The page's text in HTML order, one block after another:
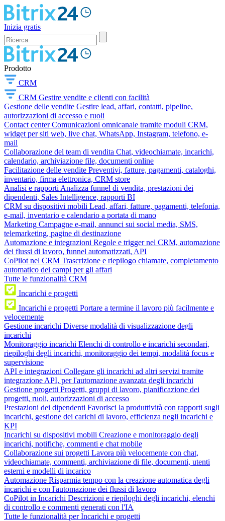
Inizia gratis
Prodotto
CRM
CRM Gestire vendite e clienti con facilità
Gestione delle vendite Gestire lead, affari, contatti, pipeline,
autorizzazioni di accesso e ruoli
Contact center Comunicazioni omnicanale tramite moduli CRM,
widget per siti web, live chat, WhatsApp, Instagram, telefono, e-
mail
Collaborazione del team di vendita Chat, videochiamate, incarichi,
calendario, archiviazione file, documenti online
Facilitazione delle vendite Preventivi, fatture, pagamenti, cataloghi,
inventario, firma elettronica, CRM store
Analisi e rapporti Analizza funnel di vendita, prestazioni dei
dipendenti, Sales Intelligence, rapporti BI
CRM su dispositivi mobili Lead, affari, fatture, pagamenti, telefonia,
e-mail, inventario e calendario a portata di mano
Marketing Campagne e-mail, annunci sui social media, SMS,
telemarketing, pagine di destinazione
Automazione e integrazioni Regole e trigger nel CRM, automazione
dei flussi di lavoro, funnel automatizzati, API
CoPilot nel CRM Trascrizione e riepilogo chiamate, completamento
automatico dei campi per gli affari
Tutte le funzionalità CRM
Incarichi e progetti
Incarichi e progetti Portare a termine il lavoro più facilmente e
velocemente
Gestione incarichi Diverse modalità di visualizzazione degli
incarichi
Monitoraggio incarichi Elenchi di controllo e incarichi secondari,
riepiloghi degli incarichi, monitoraggio dei tempi, modalità focus e
supervisione
API e integrazioni Collegare gli incarichi ad altri servizi tramite
integrazione API, per l'automazione avanzata degli incarichi
Gestione progetti Progetti, gruppi di lavoro, pianificazione dei
progetti, ruoli, autorizzazioni di accesso
Prestazioni dei dipendenti Favorisci la produttività con rapporti sugli
incarichi, gestione dei carichi di lavoro, efficienza negli incarichi e
KPI
Incarichi su dispositivi mobili Creazione e monitoraggio degli
incarichi, notifiche, commenti e chat mobile
Collaborazione sui progetti Lavora più velocemente con chat,
videochiamate, commenti, archiviazione di file, documenti, utenti
esterni e modelli di incarico
Automazione Risparmia tempo con la creazione automatica degli
incarichi e con l'automazione dei flussi di lavoro
CoPilot in Incarichi Descrizioni e riepiloghi degli incarichi, elenchi
di controllo e commenti generati con l'IA
Tutte le funzionalità per Incarichi e progetti